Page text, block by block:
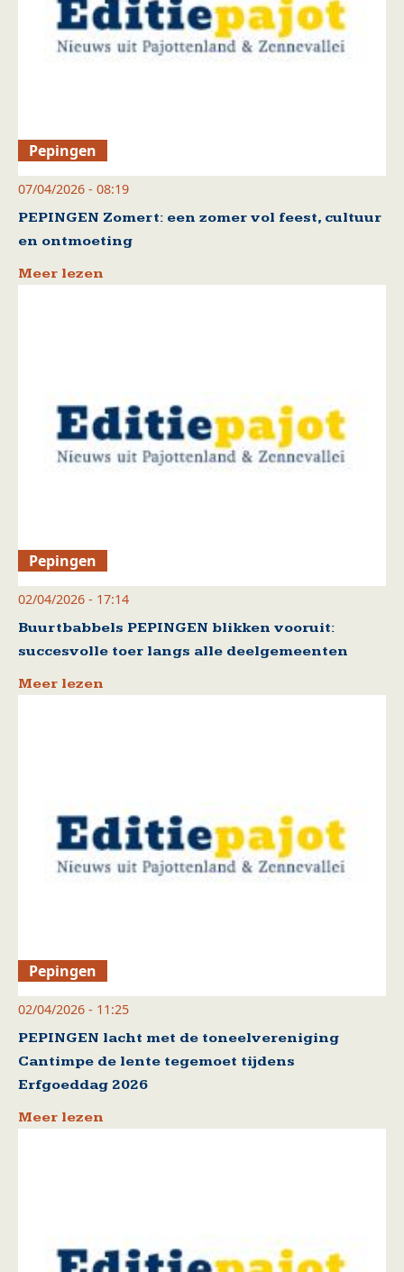
Pepingen
07/04/2026 - 08:19
PEPINGEN Zomert: een zomer vol feest, cultuur
en ontmoeting
Meer lezen
Pepingen
02/04/2026 - 17:14
Buurtbabbels PEPINGEN blikken vooruit:
succesvolle toer langs alle deelgemeenten
Meer lezen
Pepingen
02/04/2026 - 11:25
PEPINGEN lacht met de toneelvereniging
Cantimpe de lente tegemoet tijdens
Erfgoeddag 2026
Meer lezen